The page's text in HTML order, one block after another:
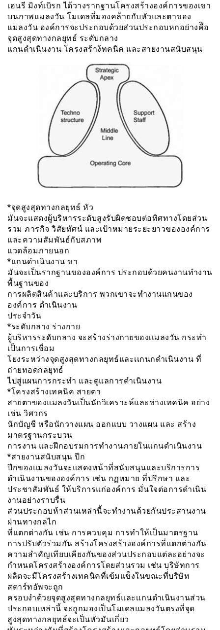
เฮนรี มิงท์เบิรก ได้วางรากฐานโครงสร้างองค์การของเขา
บนภาพแมลงวัน โมเดลที่มองคล้ายกับหัวและตาของ
แมลงวัน องค์การจะประกอบด้วยส่วนประกอบหกอย่างคืิอ
จุดสูงสุดทางกลยุทธ์ ระดับกลาง
แกนดำเนินงาน โครงสร้าง้ทคนิค และสายงานสนับสนุน
*จุดสูงสุดทางกลยุทธ์ หัว
มันจะแสดงผู้บริหารระดับสูงรับผิดชอบต่อทิศทางโดยส่วน
รวม ภารกิจ วิสัยทัศน์ และเป้าหมายระยะยาวขององค์การ
และความสัมพันธ์กับสภาพ
แวดล้อมภายนอก
*แกนดำเนินงาน ขา
มันจะเป็นรากฐานขององค์การ ประกอบด้วยคนงานทำงาน
พื้นฐานของ
การผลิตสินค้าและบริการ พวกเขาจะทำงานแกนของ
องค์การ ดำเนินงาน
ประจำวัน
*ระดับกลาง ร่างกาย
ผู้บริหารระดับกลาง จะสร้างร่างกายของเเมลงวัน กระทำ
เป็นการเชื่อม
โยงระหว่างจุดสูงสุดทางกลยุทธ์และเเกนกดำเนินงาน ที่
ถ่ายทอดกลยุทธ์
ไปสู่แผนการกระทำ และดูแลการดำเนินงาน
*โครงสร้างเทคนิค สายตา
สายตาของแมลงวันเป็นนักวิเคราะห์และช่างเทคนิค อย่าง
เช่น วิศวกร
นักบัญชี หรือนักวางแผน ออกแบบ วางแผน และ สร้าง
มาตรฐานกระบวน
การงาน และฝึกอบรมการทำงานภายในแกนดำเนินงาน
*สายงานสนับสนุน ปีก
ปีกของแมลงวันจะแสดงหน้าที่สนับสนุนและบริการการ
ดำเนินงานขององค์การ เช่น กฏหมาย ที่ปรึกษา และ
ประชาสัมพันธ์ ให้บริการแก่องค์การ มั่นใจต่อการดำเนิน
งานอย่างราบรื่น
ส่วนประกอบห้าส่วนเหล่านี้จะทำงานด้วยกันประสานงาน
ผ่านทางกลไก
ที่แตกต่างกัน เช่น การควบคุม การทำให้เป็นมาตรฐาน
การปรับตัวร่วมกัน สร้างโครงสร้างองค์การที่แตกต่างกัน
ความสำคัญเทียบเคียงกันของส่วนประกอบแต่ละอย่างจะ
กำหนดโครงสร้างองค์การโดยส่วนรวม เช่น บริษัทการ
ผลิตจะมีโครงสร้างเทคนิคที่เข้มแข็งในขณะที่่บริษัท
สตาร์ทอัพจะถูก
ครอบงำด้วยจุดสูงสุดทางกลยุทธ์และเเกนดำเนินงานส่วน
ประกอบเหล่านี้ จะถูกมองเป็นโมเดลแมลงวันตรงที่จุด
สูงสุดทางกลยุทธ์จะเป็นหัวมันเกี่ยว